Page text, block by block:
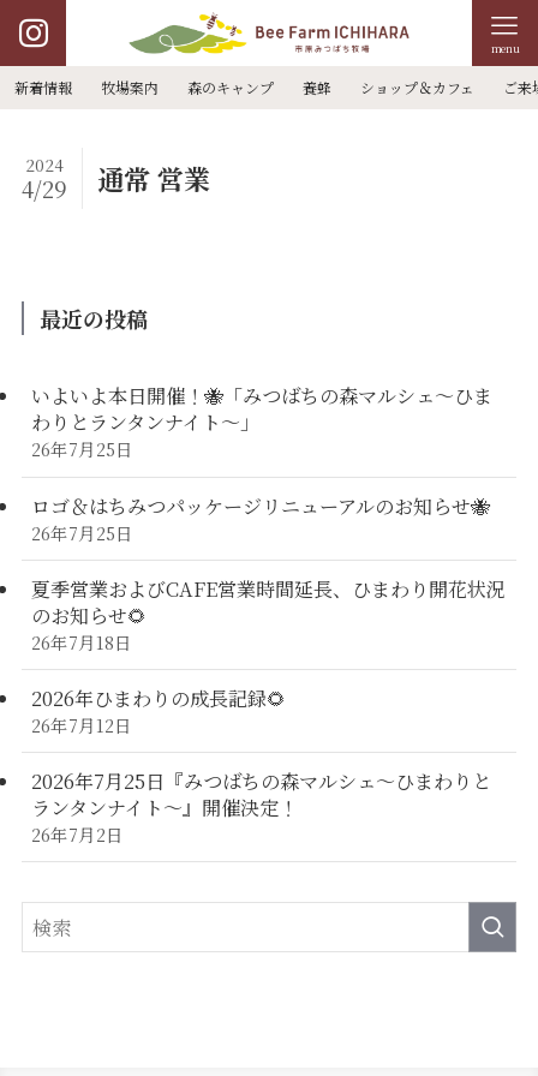
menu
新着情報 牧場案内 森のキャンプ 養蜂 ショップ＆カフェ ご来
通常 営業
2024
4/29
最近の投稿
いよいよ本日開催！🐝「みつばちの森マルシェ〜ひま
わりとランタンナイト〜」
26年7月25日
ロゴ＆はちみつパッケージリニューアルのお知らせ🐝
26年7月25日
夏季営業およびCAFE営業時間延長、ひまわり開花状況
のお知らせ🌻
26年7月18日
2026年ひまわりの成長記録🌻
26年7月12日
2026年7月25日『みつばちの森マルシェ～ひまわりと
ランタンナイト～』開催決定！
26年7月2日